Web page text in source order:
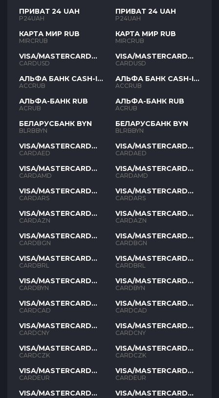
ПРИВАТ 24 UAH
P24UAH
КАРТА МИР RUB
MIRCRUB
VISA/MASTERCARD
USD
CARDUSD
АЛЬФА БАНК CASH-IN
RUB
ACCRUB
АЛЬФА-БАНК RUB
ACRUB
БЕЛАРУСБАНК BYN
BLRBBYN
VISA/MASTERCARD
AED
CARDAED
VISA/MASTERCARD
AMD
CARDAMD
VISA/MASTERCARD
ARS
CARDARS
VISA/MASTERCARD
AZN
CARDAZN
VISA/MASTERCARD
BGN
CARDBGN
VISA/MASTERCARD
BRL
CARDBRL
VISA/MASTERCARD
BYN
CARDBYN
VISA/MASTERCARD
CAD
CARDCAD
VISA/MASTERCARD
CNY
CARDCNY
VISA/MASTERCARD
CZK
CARDCZK
VISA/MASTERCARD
EUR
CARDEUR
VISA/MASTERCARD
ПРИВАТ 24 UAH
P24UAH
КАРТА МИР RUB
MIRCRUB
VISA/MASTERCARD
USD
CARDUSD
АЛЬФА БАНК CASH-IN
RUB
ACCRUB
АЛЬФА-БАНК RUB
ACRUB
БЕЛАРУСБАНК BYN
BLRBBYN
VISA/MASTERCARD
AED
CARDAED
VISA/MASTERCARD
AMD
CARDAMD
VISA/MASTERCARD
ARS
CARDARS
VISA/MASTERCARD
AZN
CARDAZN
VISA/MASTERCARD
BGN
CARDBGN
VISA/MASTERCARD
BRL
CARDBRL
VISA/MASTERCARD
BYN
CARDBYN
VISA/MASTERCARD
CAD
CARDCAD
VISA/MASTERCARD
CNY
CARDCNY
VISA/MASTERCARD
CZK
CARDCZK
VISA/MASTERCARD
EUR
CARDEUR
VISA/MASTERCARD